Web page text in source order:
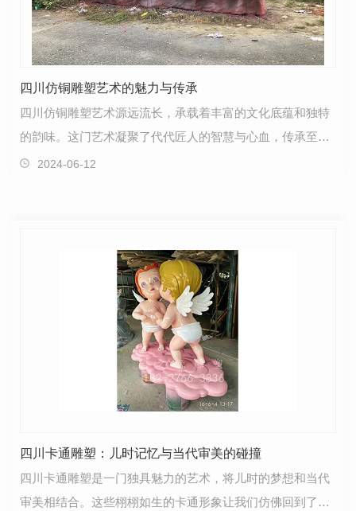
四川仿铜雕塑艺术的魅力与传承
四川仿铜雕塑艺术源远流长，承载着丰富的文化底蕴和独特
的韵味。这门艺术凝聚了代代匠人的智慧与心血，传承至
今，仍然散发着独特的魅力。四川仿铜雕塑具有浓厚的地…
2024-06-12
四川卡通雕塑：儿时记忆与当代审美的碰撞
四川卡通雕塑是一门独具魅力的艺术，将儿时的梦想和当代
审美相结合。这些栩栩如生的卡通形象让我们仿佛回到了童